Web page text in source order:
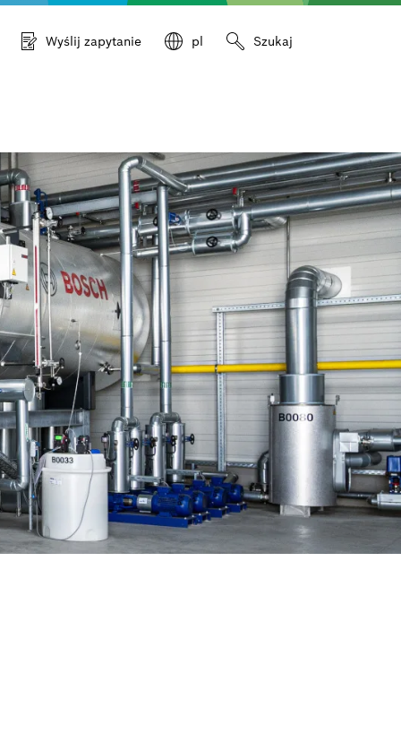
Wyślij zapytanie pl Szukaj